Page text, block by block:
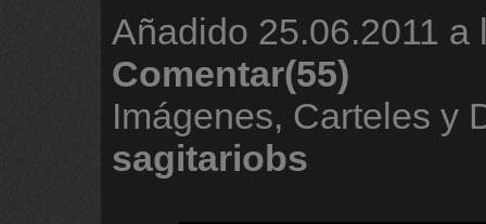
Añadido 25.06.2011 a
Comentar(55)
Imágenes, Carteles y
sagitariobs